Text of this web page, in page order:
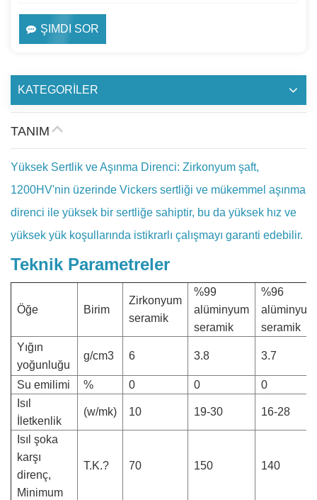
ŞIMDI SOR
KATEGORİLER
TANIM
Yüksek Sertlik ve Aşınma Direnci: Zirkonyum şaft,
1200HV'nin üzerinde Vickers sertliği ve mükemmel aşınma
direnci ile yüksek bir sertliğe sahiptir, bu da yüksek hız ve
yüksek yük koşullarında istikrarlı çalışmayı garanti edebilir.
Teknik Parametreler
Öğe Birim
Zirkonyum
seramik
%99
alüminyum
seramik
%96
alüminyum
seramik
Yığın
yoğunluğu
g/cm3 6 3.8 3.7
Su emilimi % 0 0
0
Isıl
İletkenlik
(w/mk) 10 19-30 16-28
Isıl şoka
karşı
direnç,
Minimum
T.K.? 70 150 140